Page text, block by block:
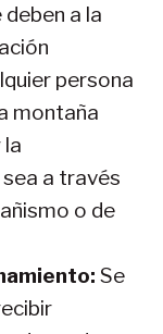
a la
persona
montaña
a través
o de
Se